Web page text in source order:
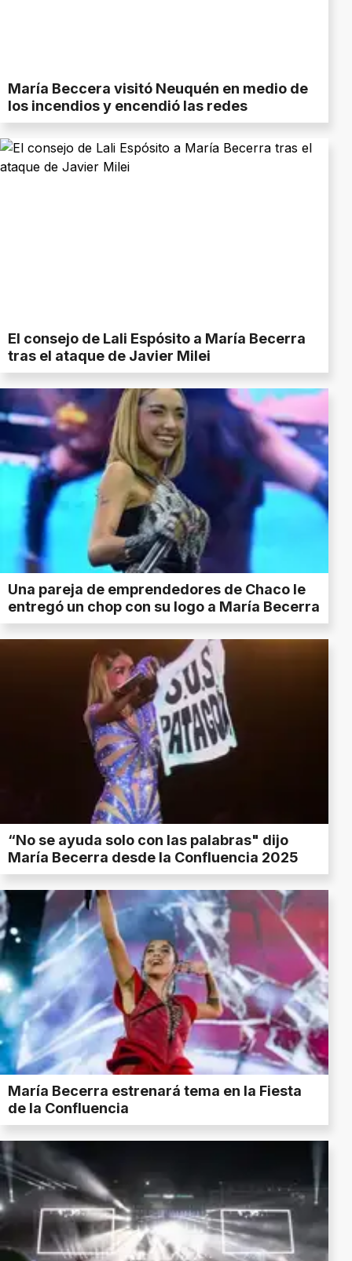
María Beccera visitó Neuquén en medio de
los incendios y encendió las redes
El consejo de Lali Espósito a María Becerra
tras el ataque de Javier Milei
Una pareja de emprendedores de Chaco le
entregó un chop con su logo a María Becerra
“No se ayuda solo con las palabras" dijo
María Becerra desde la Confluencia 2025
María Becerra estrenará tema en la Fiesta
de la Confluencia